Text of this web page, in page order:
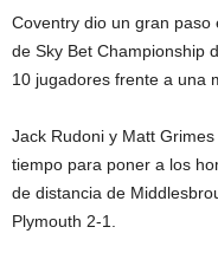
Coventry dio un gran
de Sky Bet Championship
10 jugadores frente a una
Jack Rudoni y Matt
tiempo para poner a los
de distancia de
Plymouth 2-1.